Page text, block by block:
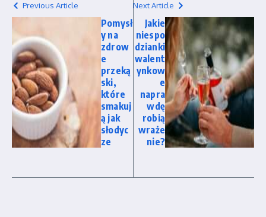
Previous Article
Pomysł
y na
zdrow
e
przeką
ski,
które
smakuj
ą jak
słodyc
ze
Next Article
Jakie
niespo
dzianki
walent
ynkow
e
napra
wdę
robią
wraże
nie?